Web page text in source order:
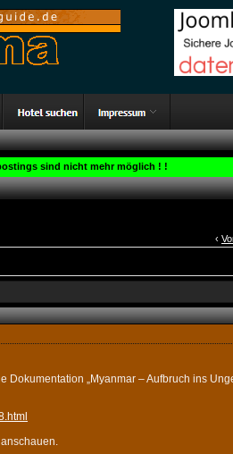
sind nicht mehr möglich ! !
‹
„Myanmar – Aufbruch ins